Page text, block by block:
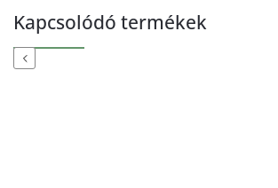
Kapcsolódó termékek
Previous